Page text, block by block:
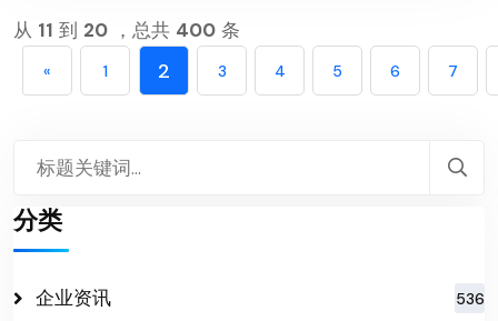
从 11 到 20 ，总共 400 条
« 1 2 3 4 5 6 7
分类
企业资讯 536